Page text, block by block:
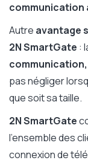
communication
Autre avantage
2N SmartGate :
communication,
pas négliger
que soit sa taille.
2N SmartGate
l’ensemble des
connexion de